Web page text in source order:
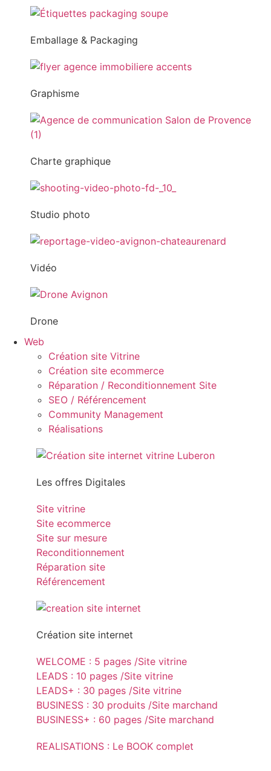
Emballage & Packaging
Graphisme
Charte graphique
Studio photo
Vidéo
Drone
Web
Création site Vitrine
Création site ecommerce
Réparation / Reconditionnement Site
SEO / Référencement
Community Management
Réalisations
Les offres Digitales
Site vitrine
Site ecommerce
Site sur mesure
Reconditionnement
Réparation site
Référencement
Création site internet
WELCOME : 5 pages /Site vitrine
LEADS : 10 pages /Site vitrine
LEADS+ : 30 pages /Site vitrine
BUSINESS : 30 produits /Site marchand
BUSINESS+ : 60 pages /Site marchand
REALISATIONS : Le BOOK complet